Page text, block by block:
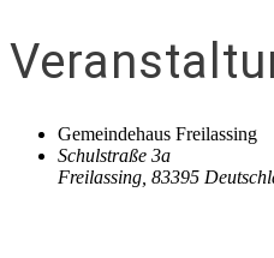
Gemeindehaus Freilassing
Schulstraße 3a
Freilassing 83395